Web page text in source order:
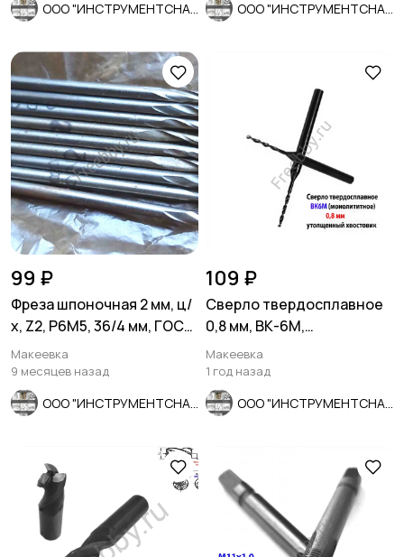
99 ₽
Фреза шпоночная 2 мм, ц/
х, Z2, Р6М5, 36/4 мм, ГОСТ
9140-78, СССР.
Макеевка
9 месяцев назад
109 ₽
Сверло твердосплавное
0,8 мм, ВК-6М,
монолитное, 30/6 мм,
утолщ. хв.
Макеевка
1 год назад